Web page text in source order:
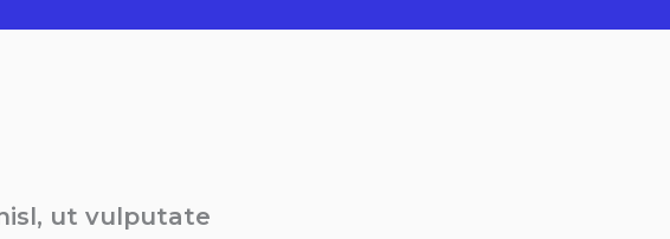
ut vulputate